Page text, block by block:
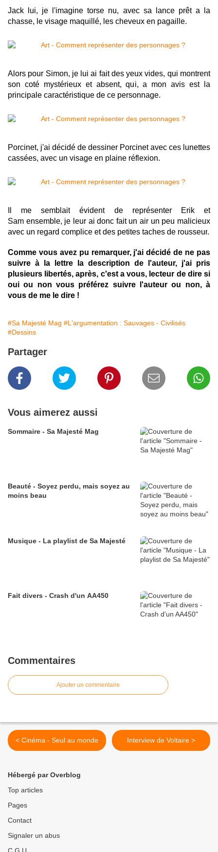
Jack lui, je l'imagine torse nu, avec sa lance prêta la
chasse, le visage maquillé, les cheveux en pagaille.
Alors pour Simon, je lui ai fait des yeux vides, qui montrent
son coté mystérieux et absent, qui, a mon avis est la
principale caractéristique de ce personnage.
Porcinet, j'ai décidé de dessiner Porcinet avec ces lunettes
cassées, avec un visage en plaine réflexion.
mesemblait évident de représenterErik et
Sam ensemble, je leur ai donc fait un air un peu malicieux
avec un regard complice et des petites taches de rousseur.
Comme vous avez pu remarquer, j'ai décidé de ne pas
suivre à la lettre la description de l'auteur, j'ai pris
plusieurs libertés, après, c'est a vous, lecteur de dire si
oui ou non vous préférez suivre l'auteur ou non, à
vous de me le dire !
#Sa Majesté Mag #L'argumentation : Sauvages - Civilisés
#Dessins
Partager
Vous aimerez aussi
Sommaire - Sa Majesté Mag
Beauté - Soyez perdu, mais soyez au
moins beau
Musique - La playlist de Sa Majesté
Fait divers - Crash d'un AA450
Commentaires
Ajouter un commentaire
< Cinéma - Seul au monde Interview de Voltaire >
Hébergé par Overblog
Top articles
Pages
Contact
Signaler un abus